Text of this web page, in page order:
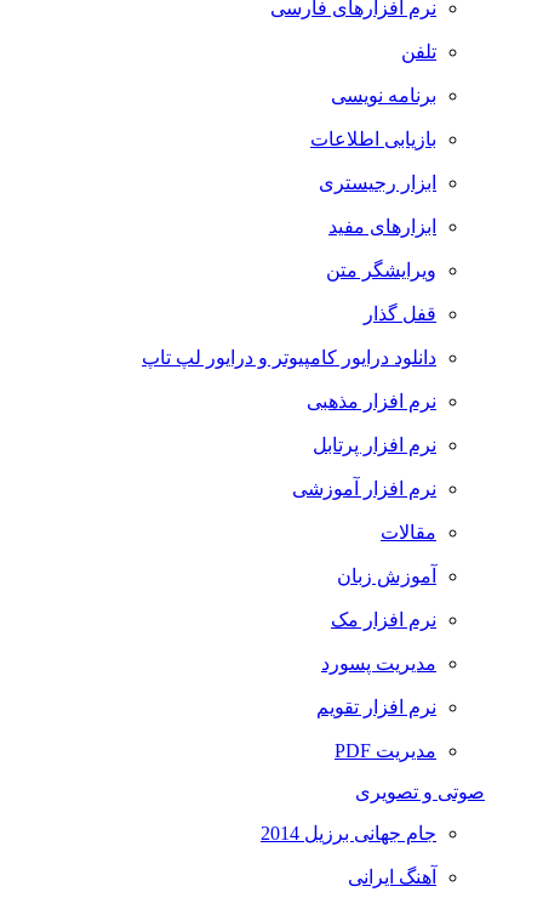
نرم افزارهای فارسی
تلفن
برنامه نویسی
بازیابی اطلاعات
ابزار رجیستری
ابزارهای مفید
ویرایشگر متن
قفل گذار
دانلود درایور کامپیوتر و درایور لپ تاپ
نرم افزار مذهبی
نرم افزار پرتابل
نرم افزار آموزشی
مقالات
آموزش زبان
نرم افزار مک
مدیریت پسورد
نرم افزار تقویم
مدیریت PDF
صوتی و تصویری
جام جهانی برزیل 2014
آهنگ ایرانی